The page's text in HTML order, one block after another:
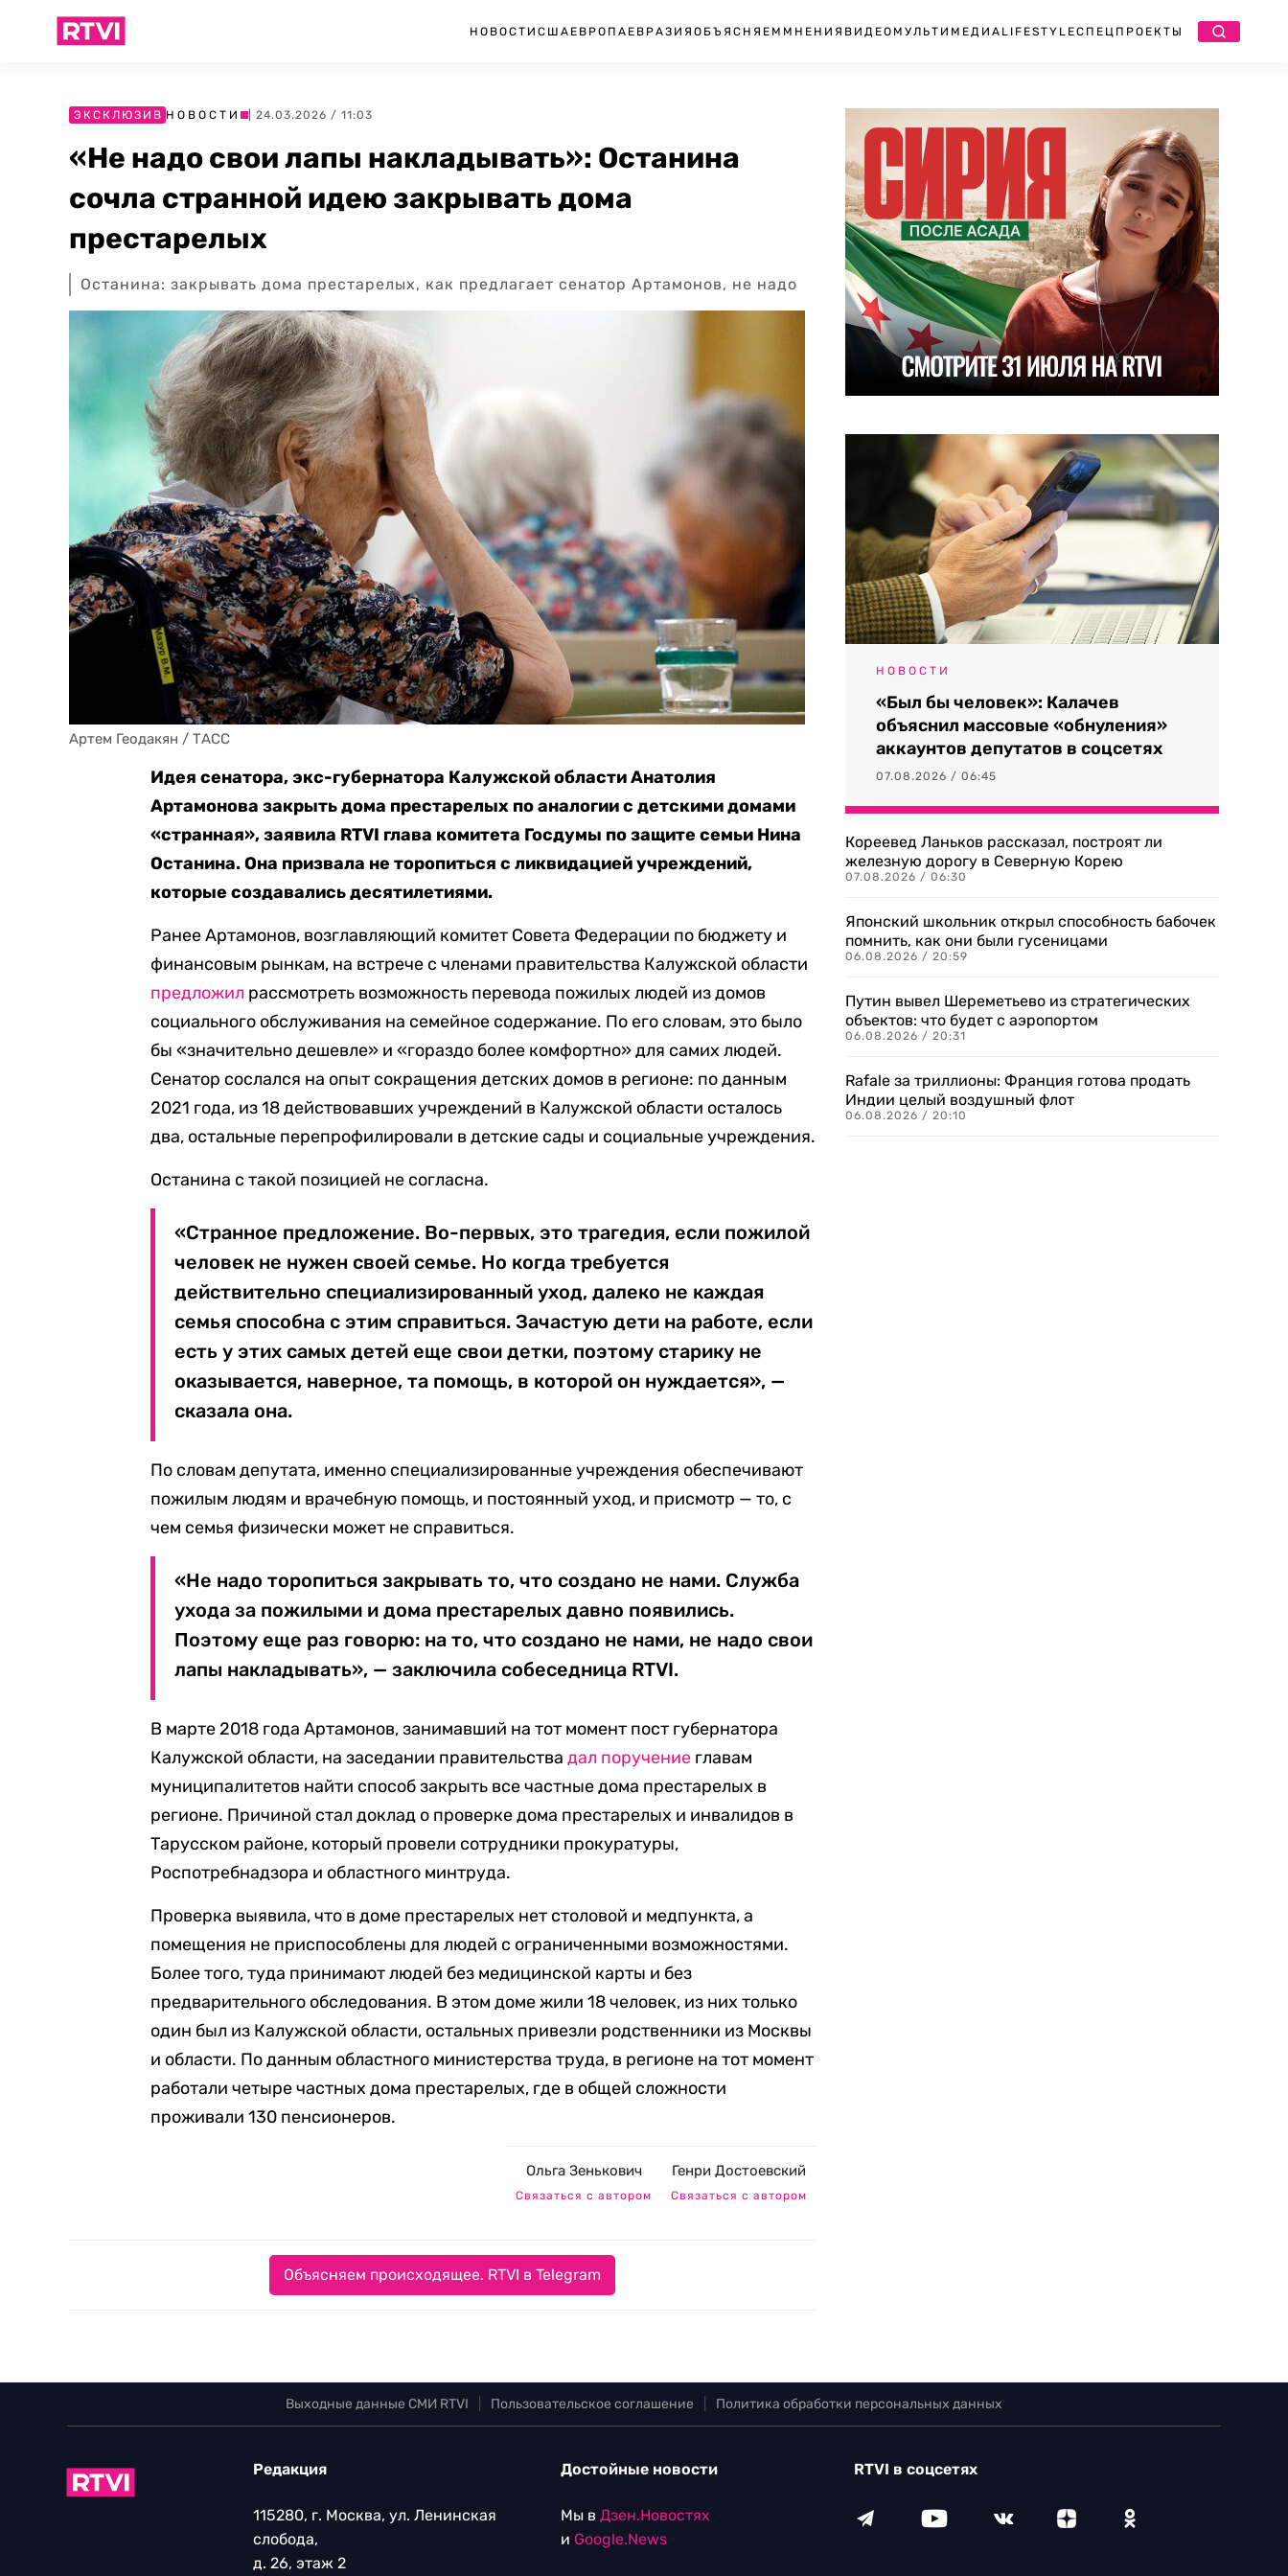
НОВОСТИ США ЕВРОПА ЕВРАЗИЯ ОБЪЯСНЯЕМ МНЕНИЯ ВИДЕО МУЛЬТИМЕДИА LIFESTYLEСПЕЦПРОЕКТЫ
ЭКСКЛЮЗИВ НОВОСТИ | 24.03.2026 / 11:03
«Не надо свои лапы накладывать»: Останина
сочла странной идею закрывать дома
престарелых
Останина: закрывать дома престарелых, как предлагает сенатор Артамонов, не надо
Артем Геодакян / ТАСС
Идея сенатора, экс-губернатора Калужской области Анатолия
Артамонова закрыть дома престарелых по аналогии с детскими домами
«странная», заявила RTVI глава комитета Госдумы по защите семьи Нина
Останина. Она призвала не торопиться с ликвидацией учреждений,
которые создавались десятилетиями.
Ранее Артамонов, возглавляющий комитет Совета Федерации по бюджету и
финансовым рынкам, на встрече с членами правительства Калужской области
предложил рассмотреть возможность перевода пожилых людей из домов
социального обслуживания на семейное содержание. По его словам, это было
бы «значительно дешевле» и «гораздо более комфортно» для самих людей.
Сенатор сослался на опыт сокращения детских домов в регионе: по данным
2021 года, из 18 действовавших учреждений в Калужской области осталось
два, остальные перепрофилировали в детские сады и социальные учреждения.
Останина с такой позицией не согласна.
«Странное предложение. Во-первых, это трагедия, если пожилой
человек не нужен своей семье. Но когда требуется
действительно специализированный уход, далеко не каждая
семья способна с этим справиться. Зачастую дети на работе, если
есть у этих самых детей еще свои детки, поэтому старику не
оказывается, наверное, та помощь, в которой он нуждается», —
сказала она.
По словам депутата, именно специализированные учреждения обеспечивают
пожилым людям и врачебную помощь, и постоянный уход, и присмотр — то, с
чем семья физически может не справиться.
«Не надо торопиться закрывать то, что создано не нами. Служба
ухода за пожилыми и дома престарелых давно появились.
Поэтому еще раз говорю: на то, что создано не нами, не надо свои
лапы накладывать», — заключила собеседница RTVI.
В марте 2018 года Артамонов, занимавший на тот момент пост губернатора
Калужской области, на заседании правительствадал поручение главам
муниципалитетов найти способ закрыть все частные дома престарелых в
регионе. Причиной стал доклад о проверке дома престарелых и инвалидов в
Тарусском районе, который провели сотрудники прокуратуры,
Роспотребнадзора и областного минтруда.
Проверка выявила, что в доме престарелых нет столовой и медпункта, а
помещения не приспособлены для людей с ограниченными возможностями.
Более того, туда принимают людей без медицинской карты и без
предварительного обследования. В этом доме жили 18 человек, из них только
один был из Калужской области, остальных привезли родственники из Москвы
и области. По данным областного министерства труда, в регионе на тот момент
работали четыре частных дома престарелых, где в общей сложности
проживали 130 пенсионеров.
Ольга Зенькович
Связаться с автором
Генри Достоевский
Связаться с автором
Объясняем происходящее. RTVI в Telegram
НОВОСТИ
«Был бы человек»: Калачев
объяснил массовые «обнуления»
аккаунтов депутатов в соцсетях
07.08.2026 / 06:45
Кореевед Ланьков рассказал, построят ли
железную дорогу в Северную Корею
07.08.2026 / 06:30
Японский школьник открыл способность бабочек
помнить, как они были гусеницами
06.08.2026 / 20:59
Путин вывел Шереметьево из стратегических
объектов: что будет с аэропортом
06.08.2026 / 20:31
Rafale за триллионы: Франция готова продать
Индии целый воздушный флот
06.08.2026 / 20:10
Выходные данные СМИ RTVI Пользовательское соглашение Политика обработки персональных данных
Редакция
115280, г. Москва, ул. Ленинская
слобода,
д. 26, этаж 2
Достойные новости
Мы в Дзен.Новостях
и Google.News
RTVI в соцсетях